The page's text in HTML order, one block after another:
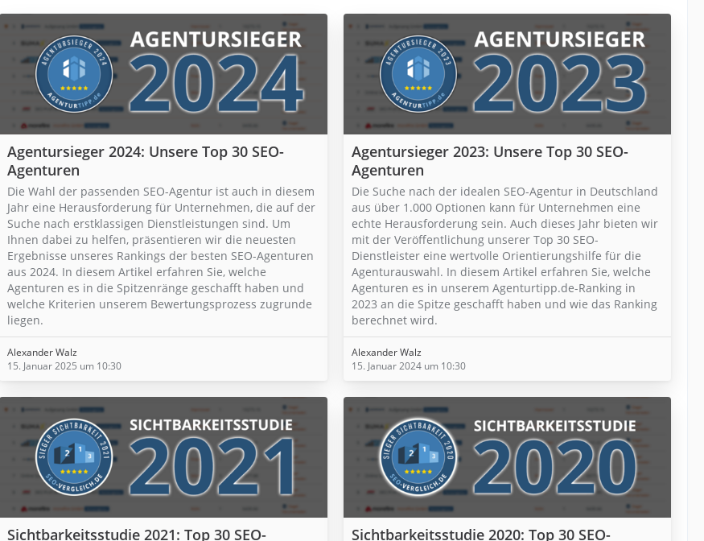
Agentursieger 2024: Unsere Top 30 SEO-
Agenturen
Die Wahl der passenden SEO-Agentur ist auch in diesem
Jahr eine Herausforderung für Unternehmen, die auf der
Suche nach erstklassigen Dienstleistungen sind. Um
Ihnen dabei zu helfen, präsentieren wir die neuesten
Ergebnisse unseres Rankings der besten SEO-Agenturen
aus 2024. In diesem Artikel erfahren Sie, welche
Agenturen es in die Spitzenränge geschafft haben und
welche Kriterien unserem Bewertungsprozess zugrunde
liegen.
Alexander Walz
15. Januar 2025 um 10:30
Agentursieger 2023: Unsere Top 30 SEO-
Agenturen
Die Suche nach der idealen SEO-Agentur in Deutschland
aus über 1.000 Optionen kann für Unternehmen eine
echte Herausforderung sein. Auch dieses Jahr bieten wir
mit der Veröffentlichung unserer Top 30 SEO-
Dienstleister eine wertvolle Orientierungshilfe für die
Agenturauswahl. In diesem Artikel erfahren Sie, welche
Agenturen es in unserem Agenturtipp.de-Ranking in
2023 an die Spitze geschafft haben und wie das Ranking
berechnet wird.
Alexander Walz
15. Januar 2024 um 10:30
Sichtbarkeitsstudie 2021: Top 30 SEO-
Sichtbarkeitsstudie 2020: Top 30 SEO-